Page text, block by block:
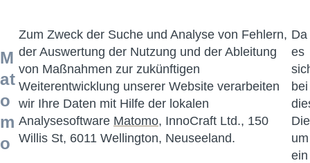
M
at
o
m
o
Zum Zweck der Suche und Analyse von Fehlern,
der Auswertung der Nutzung und der Ableitung
von Maßnahmen zur zukünftigen
Weiterentwicklung unserer Website verarbeiten
wir Ihre Daten mit Hilfe der lokalen
Analysesoftware Matomo, InnoCraft Ltd., 150
Willis St, 6011 Wellington, Neuseeland.
Da
es
bei
um
ein